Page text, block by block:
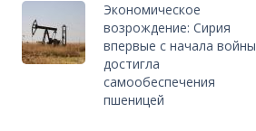
Экономическое
возрождение: Сирия
впервые с начала войны
достигла
самообеспечения
пшеницей